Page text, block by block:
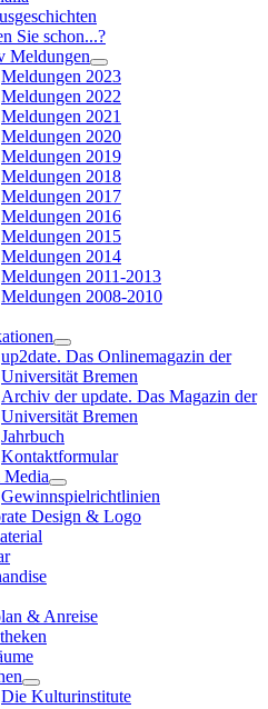
Sie schon...?
Meldungen
Meldungen 2023
Meldungen 2022
Meldungen 2021
Meldungen 2020
Meldungen 2019
Meldungen 2018
Meldungen 2017
Meldungen 2016
Meldungen 2015
Meldungen 2014
Meldungen 2011-2013
Meldungen 2008-2010
up2date. Das Onlinemagazin der
Universität Bremen
Archiv der update. Das Magazin der
Universität Bremen
Jahrbuch
Kontaktformular
Media
Gewinnspielrichtlinien
Design & Logo
& Anreise
Die Kulturinstitute